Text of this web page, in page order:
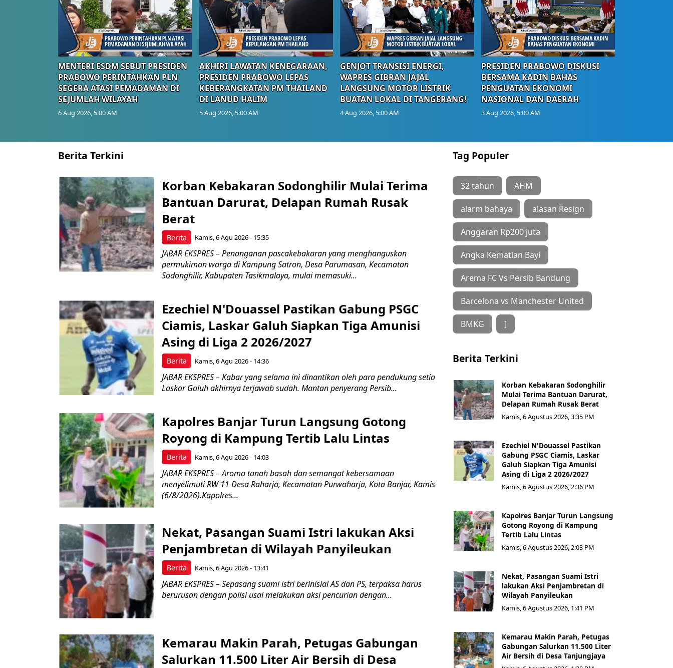
MENTERI ESDM SEBUT PRESIDEN
PRABOWO PERINTAHKAN PLN
SEGERA ATASI PEMADAMAN DI
SEJUMLAH WILAYAH
6 Aug 2026, 5:00 AM
AKHIRI LAWATAN KENEGARAAN,
PRESIDEN PRABOWO LEPAS
KEBERANGKATAN PM THAILAND
DI LANUD HALIM
5 Aug 2026, 5:00 AM
GENJOT TRANSISI ENERGI,
WAPRES GIBRAN JAJAL
LANGSUNG MOTOR LISTRIK
BUATAN LOKAL DI TANGERANG!
4 Aug 2026, 5:00 AM
PRESIDEN PRABOWO DISKUSI
BERSAMA KADIN BAHAS
PENGUATAN EKONOMI
NASIONAL DAN DAERAH
3 Aug 2026, 5:00 AM
Berita Terkini
Berita
Korban Kebakaran Sodonghilir Mulai Terima
Bantuan Darurat, Delapan Rumah Rusak
Berat
Kamis, 6 Agu 2026 - 15:35
JABAR EKSPRES – Penanganan pascakebakaran yang menghanguskan
permukiman warga di Kampung Satron, Desa Parumasan, Kecamatan
Sodonghilir, Kabupaten Tasikmalaya, mulai memasuki...
Berita
Ezechiel N'Douassel Pastikan Gabung PSGC
Ciamis, Laskar Galuh Siapkan Tiga Amunisi
Asing di Liga 2 2026/2027
Kamis, 6 Agu 2026 - 14:36
JABAR EKSPRES – Kabar yang selama ini dinantikan oleh para pendukung setia
Laskar Galuh akhirnya terjawab sudah. Mantan penyerang Persib...
Berita
Kapolres Banjar Turun Langsung Gotong
Royong di Kampung Tertib Lalu Lintas
Kamis, 6 Agu 2026 - 14:03
JABAR EKSPRES – Aroma tanah basah dan semangat kebersamaan
menyelimuti RW 11 Desa Raharja, Kecamatan Purwaharja, Kota Banjar, Kamis
(6/8/2026).Kapolres...
Berita
Nekat, Pasangan Suami Istri lakukan Aksi
Penjambretan di Wilayah Panyileukan
Kamis, 6 Agu 2026 - 13:41
JABAR EKSPRES – Sepasang suami istri berinisial AS dan PS, terpaksa harus
berurusan dengan polisi usai melakukan aksi pencurian dengan...
Kemarau Makin Parah, Petugas Gabungan
Salurkan 11.500 Liter Air Bersih di Desa
Tag Populer
32 tahun AHM
alarm bahaya alasan Resign
Anggaran Rp200 juta
Angka Kematian Bayi
Arema FC Vs Persib Bandung
Barcelona vs Manchester United
BMKG ]
Berita Terkini
Korban Kebakaran Sodonghilir
Mulai Terima Bantuan Darurat,
Delapan Rumah Rusak Berat
Kamis, 6 Agustus 2026, 3:35 PM
Ezechiel N'Douassel Pastikan
Gabung PSGC Ciamis, Laskar
Galuh Siapkan Tiga Amunisi
Asing di Liga 2 2026/2027
Kamis, 6 Agustus 2026, 2:36 PM
Kapolres Banjar Turun Langsung
Gotong Royong di Kampung
Tertib Lalu Lintas
Kamis, 6 Agustus 2026, 2:03 PM
Nekat, Pasangan Suami Istri
lakukan Aksi Penjambretan di
Wilayah Panyileukan
Kamis, 6 Agustus 2026, 1:41 PM
Kemarau Makin Parah, Petugas
Gabungan Salurkan 11.500 Liter
Air Bersih di Desa Tanjungjaya